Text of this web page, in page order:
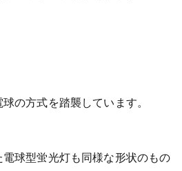
の方式を踏襲しています。
球型蛍光灯も同様な形状のもの